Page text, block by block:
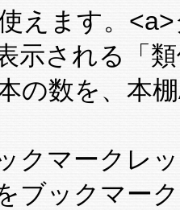
えます。
示される「
の数を、本
クマークレ
ブックマー